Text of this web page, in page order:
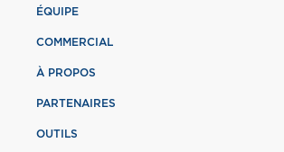
ÉQUIPE
COMMERCIAL
À PROPOS
PARTENAIRES
OUTILS